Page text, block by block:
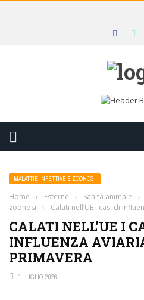
MALATTIE INFETTIVE E ZOONOSI
Home › Esterne › Sanità animale ›
zoonosi
› Calati nell’UE i casi di
CALATI NELL’UE I
INFLUENZA
PRIMAVERA
1 LUGLIO 2026